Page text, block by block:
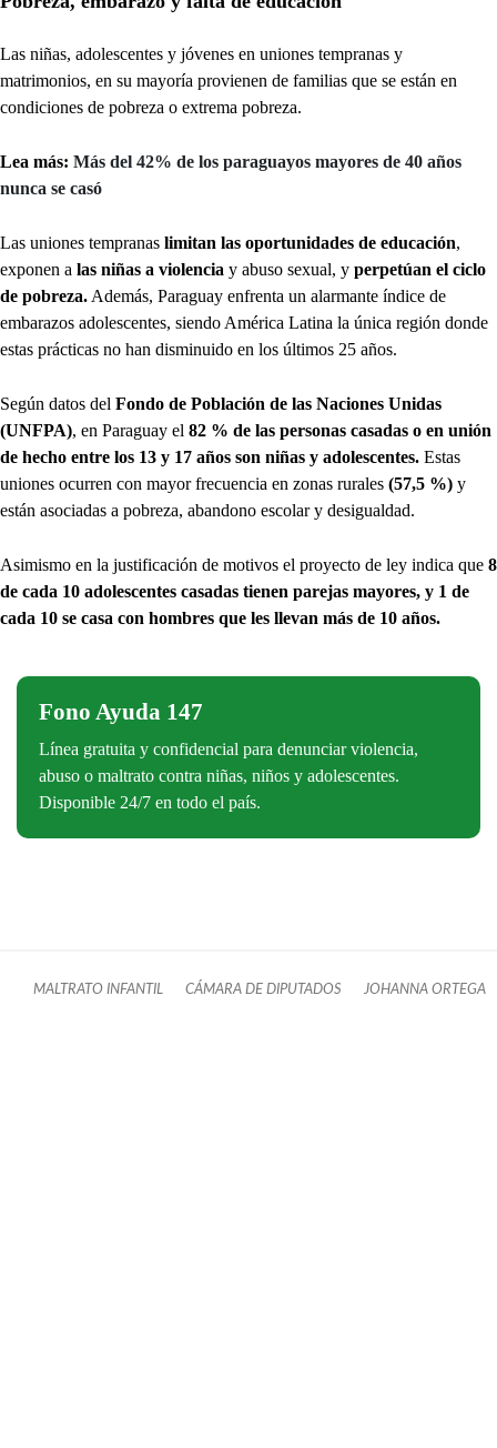
Las niñas, adolescentes y jóvenes en uniones tempranas y
matrimonios, en su mayoría provienen de familias que se están en
condiciones de pobreza o extrema pobreza.
Lea más: Más del 42% de los paraguayos mayores de 40 años
nunca se casó
Las uniones tempranas limitan las oportunidades de educación,
exponen a las niñas a violencia y abuso sexual, y perpetúan el ciclo
de pobreza. Además, Paraguay enfrenta un alarmante índice de
embarazos adolescentes, siendo América Latina la única región donde
estas prácticas no han disminuido en los últimos 25 años.
Según datos del Fondo de Población de las Naciones Unidas
(UNFPA), en Paraguay el 82 % de las personas casadas o en unión
de hecho entre los 13 y 17 años son niñas y adolescentes. Estas
uniones ocurren con mayor frecuencia en zonas rurales (57,5 %) y
están asociadas a pobreza, abandono escolar y desigualdad.
Asimismo en la justificación de motivos el proyecto de ley indica que 8
de cada 10 adolescentes casadas tienen parejas mayores, y 1 de
cada 10 se casa con hombres que les llevan más de 10 años.
Fono Ayuda 147
Línea gratuita y confidencial para denunciar violencia,
abuso o maltrato contra niñas, niños y adolescentes.
Disponible 24/7 en todo el país.
MALTRATO INFANTIL CÁMARA DE DIPUTADOS JOHANNA ORTEGA